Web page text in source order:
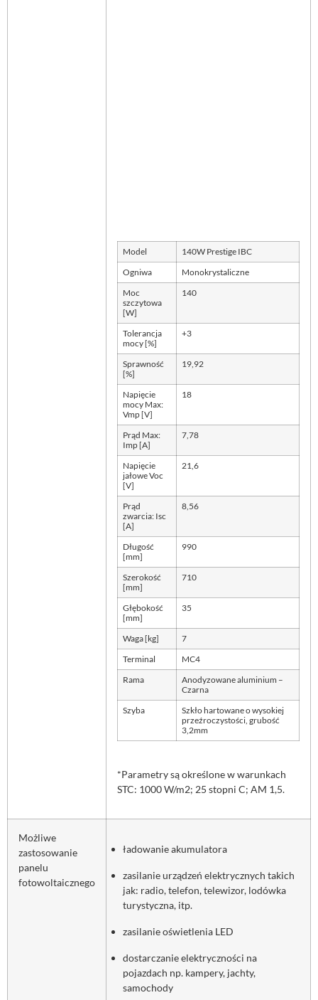
Model 140W Prestige IBC
Ogniwa Monokrystaliczne
Moc
szczytowa
[W]
140
Tolerancja
mocy [%]
+3
Sprawność
[%]
19,92
Napięcie
mocy Max:
Vmp [V]
18
Prąd Max:
Imp [A]
7,78
Napięcie
jałowe Voc
[V]
21,6
Prąd
zwarcia: Isc
[A]
8,56
Długość
[mm]
990
Szerokość
[mm]
710
Głębokość
[mm]
35
Waga [kg] 7
Terminal MC4
Rama
Anodyzowane aluminium –
Czarna
Szyba
Szkło hartowane o wysokiej
przeźroczystości, grubość
3,2mm
*Parametry są określone w warunkach
STC: 1000 W/m2; 25 stopni C; AM 1,5.
Możliwe
zastosowanie
panelu
fotowoltaicznego
ładowanie akumulatora
zasilanie urządzeń elektrycznych takich
jak: radio, telefon, telewizor, lodówka
turystyczna, itp.
zasilanie oświetlenia LED
dostarczanie elektryczności na
pojazdach np. kampery, jachty,
samochody